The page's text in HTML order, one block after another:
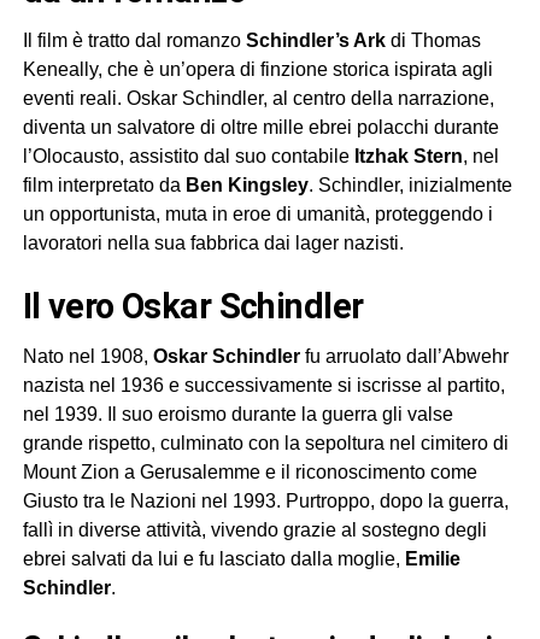
Il film è tratto dal romanzo Schindler’s Arkdi Thomas
Keneally, che è un’opera di finzione storica ispirata agli
eventi reali. Oskar Schindler, al centro della narrazione,
diventa un salvatore di oltre mille ebrei polacchi durante
l’Olocausto, assistito dal suo contabile Itzhak Stern, nel
film interpretato da Ben Kingsley. Schindler, inizialmente
un opportunista, muta in eroe di umanità, proteggendo i
lavoratori nella sua fabbrica dai lager nazisti.
Il vero Oskar Schindler
Nato nel 1908, Oskar Schindlerfu arruolato dall’Abwehr
nazista nel 1936 e successivamente si iscrisse al partito,
nel 1939. Il suo eroismo durante la guerra gli valse
grande rispetto, culminato con la sepoltura nel cimitero di
Mount Zion a Gerusalemme e il riconoscimento come
Giusto tra le Nazioni nel 1993. Purtroppo, dopo la guerra,
fallì in diverse attività, vivendo grazie al sostegno degli
ebrei salvati da lui e fu lasciato dalla moglie, Emilie
Schindler.